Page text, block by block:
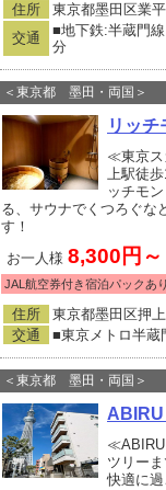
住所
東京都墨田区業
交通
■地下鉄:半蔵門
分
＜東京都 墨田・両国＞
リッチ
≪東京ス
上駅徒
ッチモ
る、サウナでくつろぐな
す！
お一人様 8,300円～
JAL航空券付き宿泊パックあり
住所
東京都墨田区押
交通
■東京メトロ半蔵
＜東京都 墨田・両国＞
ツリー
快適に過